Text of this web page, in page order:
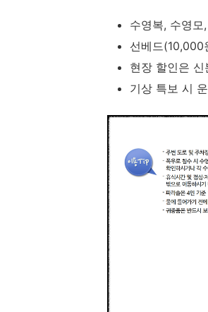
수영복, 수영
선베드(10,000
현장 할인은 신
기상 특보 시